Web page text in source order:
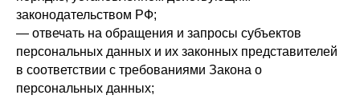
законодательством РФ;
— отвечать на обращения и запросы субъектов
персональных данных и их законных представителей
в соответствии с требованиями Закона о
персональных данных;